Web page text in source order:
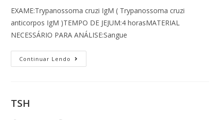
EXAME:Trypanossoma cruzi IgM ( Trypanossoma cruzi
anticorpos IgM )TEMPO DE JEJUM:4 horasMATERIAL
NECESSÁRIO PARA ANÁLISE:Sangue
Continuar Lendo
TSH